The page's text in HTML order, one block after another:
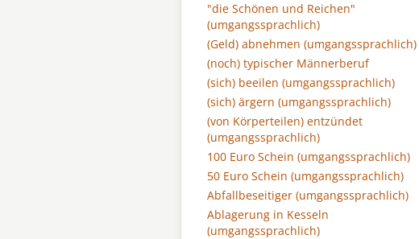
"die Schönen und Reichen"
(umgangssprachlich)
(Geld) abnehmen (umgangssprachlich)
(noch) typischer Männerberuf
(sich) beeilen (umgangssprachlich)
(sich) ärgern (umgangssprachlich)
(von Körperteilen) entzündet
(umgangssprachlich)
100 Euro Schein (umgangssprachlich)
50 Euro Schein (umgangssprachlich)
Abfallbeseitiger (umgangssprachlich)
Ablagerung in Kesseln
(umgangssprachlich)